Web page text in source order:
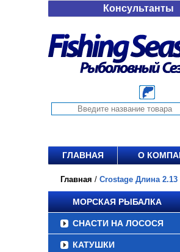
Консультанты
ГЛАВНАЯ О
Главная / Crostage Длина 2.13
МОРСКАЯ РЫБАЛКА
СНАСТИ НА ЛОСОСЯ
КАТУШКИ